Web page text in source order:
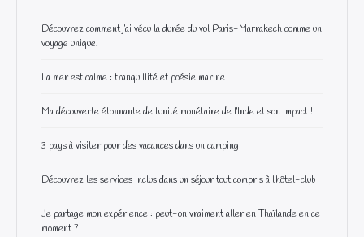
Découvrez comment j’ai vécu la durée du vol Paris-Marrakech comme un
voyage unique.
La mer est calme : tranquillité et poésie marine
Ma découverte étonnante de l’unité monétaire de l’Inde et son impact !
3 pays à visiter pour des vacances dans un camping
Découvrez les services inclus dans un séjour tout compris à l’hôtel-club
Je partage mon expérience : peut-on vraiment aller en Thaïlande en ce
moment ?